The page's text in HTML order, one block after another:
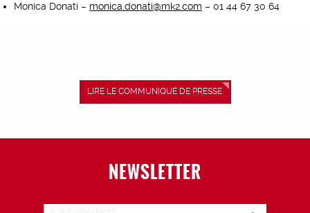
Monica Donati – monica.donati@mk2.com – 01 44 67 30 64
LIRE LE COMMUNIQUÉ DE PRESSE
NEWSLETTER